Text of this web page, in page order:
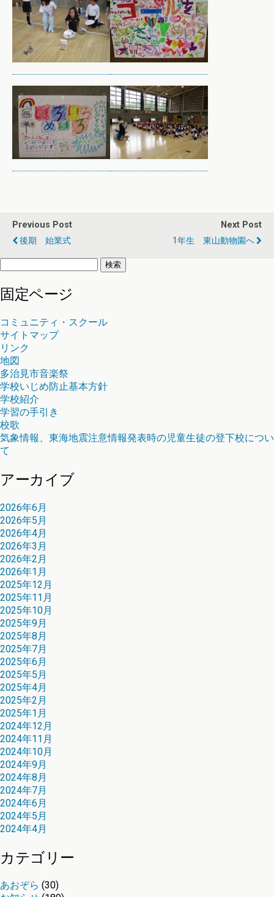
Previous Post
後期 始業式
Next Post
1年生 東山動物園へ
検
固定ページ
コミュニティ・スクール
サイトマップ
リンク
地図
多治見市音楽祭
学校いじめ防止基本方針
学校紹介
学習の手引き
校歌
気象情報、東海地震注意情報発表時の児童生徒の登下校につい
て
アーカイブ
2026年6月
2026年5月
2026年4月
2026年3月
2026年2月
2026年1月
2025年12月
2025年11月
2025年10月
2025年9月
2025年8月
2025年7月
2025年6月
2025年5月
2025年4月
2025年2月
2025年1月
2024年12月
2024年11月
2024年10月
2024年9月
2024年8月
2024年7月
2024年6月
2024年5月
2024年4月
カテゴリー
あおぞら (30)